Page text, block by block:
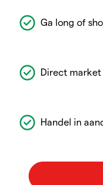
Ga long of
Direct market
Handel in